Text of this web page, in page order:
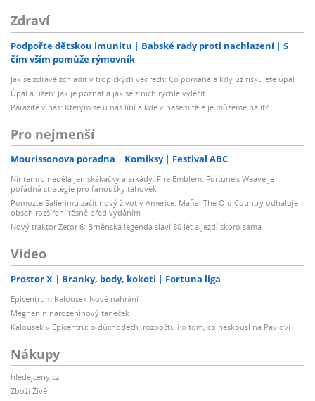
Zdraví
Podpořte dětskou imunitu Babské rady proti nachlazení
S
čím vším pomůže rýmovník
Jak se zdravě zchladit v tropických vedrech: Co pomáhá a kdy už riskujete úpal
Úpal a úžeh: Jak je poznat a jak se z nich rychle vyléčit
Parazité v nás: Kterým se u nás líbí a kde v našem těle je můžeme najít?
Pro nejmenší
Mourissonova poradna Komiksy Festival ABC
Nintendo nedělá jen skákačky a arkády. Fire Emblem: Fortune's Weave je
pořádná strategie pro fanoušky tahovek
Pomozte Salierimu začít nový život v Americe. Mafia: The Old Country odhaluje
obsah rozšíření těsně před vydáním
Nový traktor Zetor 6: Brněnská legenda slaví 80 let a jezdí skoro sama
Video
Prostor X Branky, body, kokoti Fortuna liga
Epicentrum Kalousek Nové nahrání
Meghanin narozeninový taneček
Kalousek v Epicentru: o důchodech, rozpočtu i o tom, co neskousl na Pavlovi
Nákupy
hledejceny.cz
Zboží Živě